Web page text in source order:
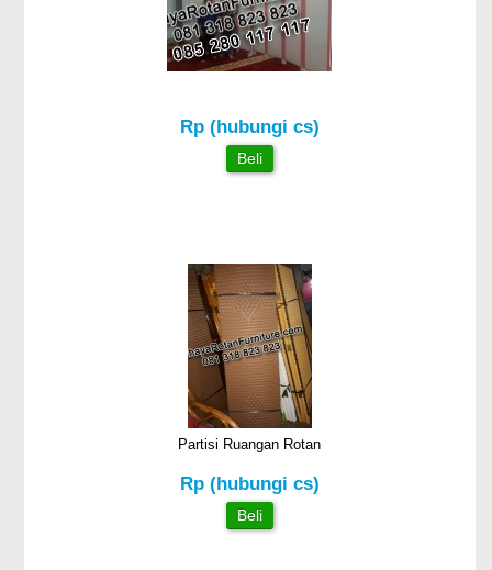
Rp (hubungi cs)
Beli
Partisi Ruangan Rotan
Rp (hubungi cs)
Beli